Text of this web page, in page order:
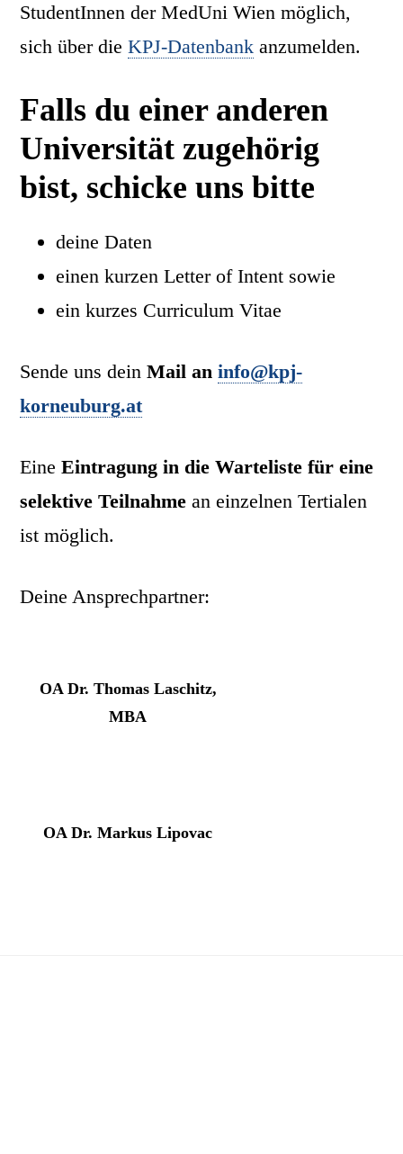
StudentInnen der MedUni Wien möglich,
sich über dieKPJ-Datenbank anzumelden.
Falls du einer anderen
Universität zugehörig
bist, schicke uns bitte
deine Daten
einen kurzen Letter of Intent sowie
ein kurzes Curriculum Vitae
Sende uns deinMail aninfo@kpj-
korneuburg.at
EineEintragung in die Warteliste für eine
selektive Teilnahme an einzelnen Tertialen
ist möglich.
Deine Ansprechpartner:
OA Dr. Thomas Laschitz,
MBA
OA Dr. Markus Lipovac